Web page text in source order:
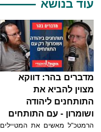
עוד בנושא
מדברים בהר: דווקא
מצוין להביא את
התותחנים ליהודה
ושומרון - עם התותחים
הרמטכ"ל מאשים את המטיילים